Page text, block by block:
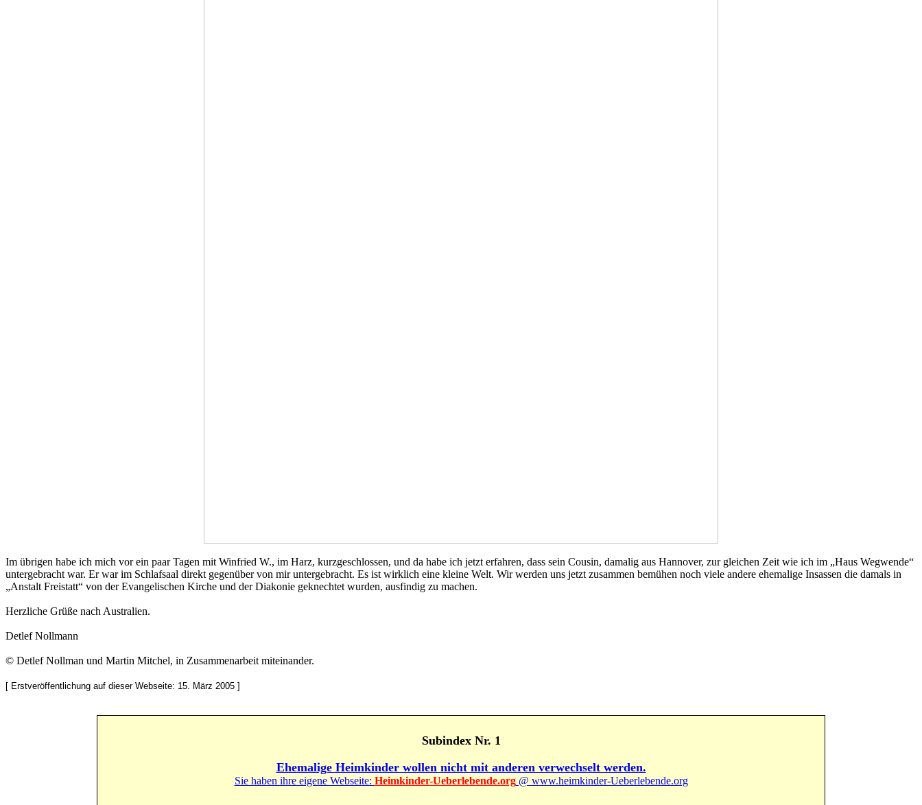
Im übrigen habe ich mich vor ein paar Tagen mit Winfried W., im Harz, kurzgeschlossen, und da habe ich jetzt erfahren, dass sein Cousin, damalig aus Hannover, zur gleichen Zeit wie ich im „Haus Wegwende“
untergebracht war. Er war im Schlafsaal direkt gegenüber von mir untergebracht. Es ist wirklich eine kleine Welt. Wir werden uns jetzt zusammen bemühen noch viele andere ehemalige Insassen die damals in
„Anstalt Freistatt“ von der Evangelischen Kirche und der Diakonie geknechtet wurden, ausfindig zu machen.
Herzliche Grüße nach Australien.
Detlef Nollmann
© Detlef Nollman und Martin Mitchel, in Zusammenarbeit miteinander.
[ Erstveröffentlichung auf dieser Webseite: 15. März 2005 ]
Subindex Nr. 1
Ehemalige Heimkinder wollen nicht mit anderen verwechselt werden.
Sie haben ihre eigene Webseite: Heimkinder-Ueberlebende.org@ www.heimkinder-Ueberlebende.org